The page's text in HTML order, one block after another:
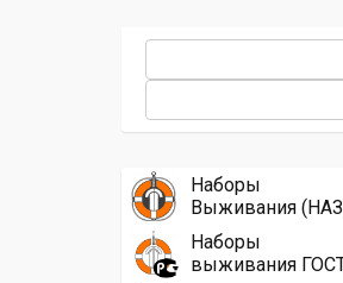
Наборы
Выживания
Наборы
выживания